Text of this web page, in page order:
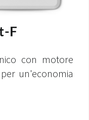
F
con motore
un'economia